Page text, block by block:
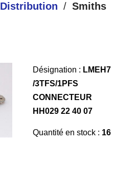
Distribution
Smiths
Désignation : LMEH7
/3TFS/1PFS
CONNECTEUR
HH029 22 40 07
Quantité en stock : 16